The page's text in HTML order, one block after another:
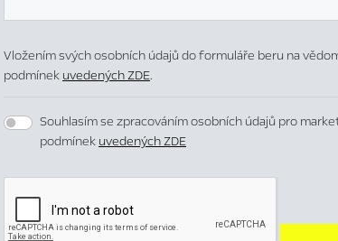
Vložením svých osobních údajů do formuláře beru na
podmínek uvedených ZDE.
Souhlasím se zpracováním osobních údajů pro
podmínek uvedených ZDE